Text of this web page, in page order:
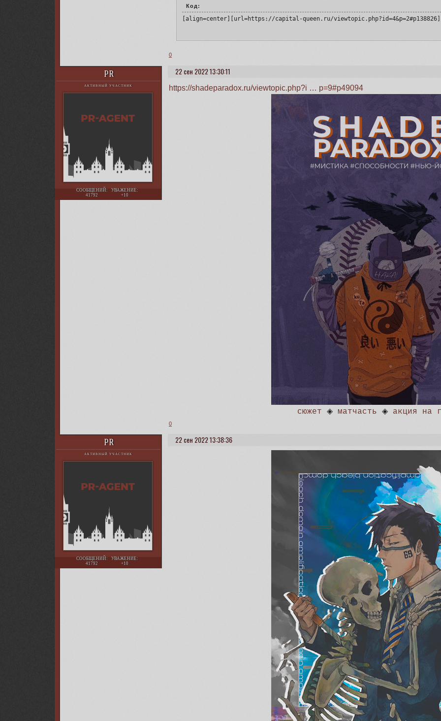
Код:
[align=center][url=https://capital-queen.ru/
0
22 сен 2022 13:30:11
PR
АКТИВНЫЙ УЧАСТНИК
СООБЩЕНИЙ:
41792
УВАЖЕНИЕ:
+10
https://shadeparadox.ru/viewtopic.php?i … p=9#p49094
сюжет ◈матчасть ◈ акция на
0
22 сен 2022 13:38:36
PR
АКТИВНЫЙ УЧАСТНИК
СООБЩЕНИЙ:
41792
УВАЖЕНИЕ:
+10